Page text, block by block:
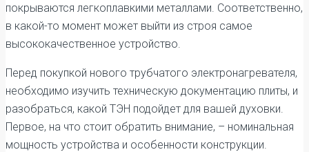
покрываются легкоплавкими металлами. Соответственно,
в какой-то момент может выйти из строя самое
высококачественное устройство.
Перед покупкой нового трубчатого электронагревателя,
необходимо изучить техническую документацию плиты, и
разобраться, какой ТЭН подойдет для вашей духовки.
Первое, на что стоит обратить внимание, – номинальная
мощность устройства и особенности конструкции.